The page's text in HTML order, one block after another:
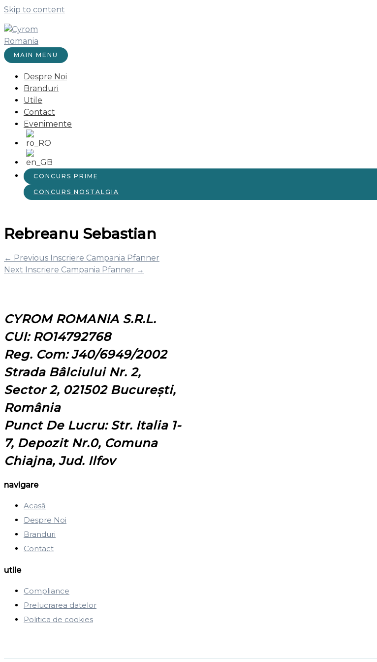
Skip to content
MAIN MENU
Despre Noi
Branduri
Utile
Contact
Evenimente
CONCURS PRIME
CONCURS NOSTALGIA
Rebreanu Sebastian
← Previous Inscriere Campania Pfanner
Next Inscriere Campania Pfanner →
CYROM ROMANIA S.R.L.
CUI: RO14792768
Reg. Com: J40/6949/2002
Strada Bâlciului Nr. 2,
Sector 2, 021502 București,
România
Punct De Lucru: Str. Italia 1-
7, Depozit Nr.0, Comuna
Chiajna, Jud. Ilfov
navigare
Acasă
Despre Noi
Branduri
Contact
utile
Compliance
Prelucrarea datelor
Politica de cookies